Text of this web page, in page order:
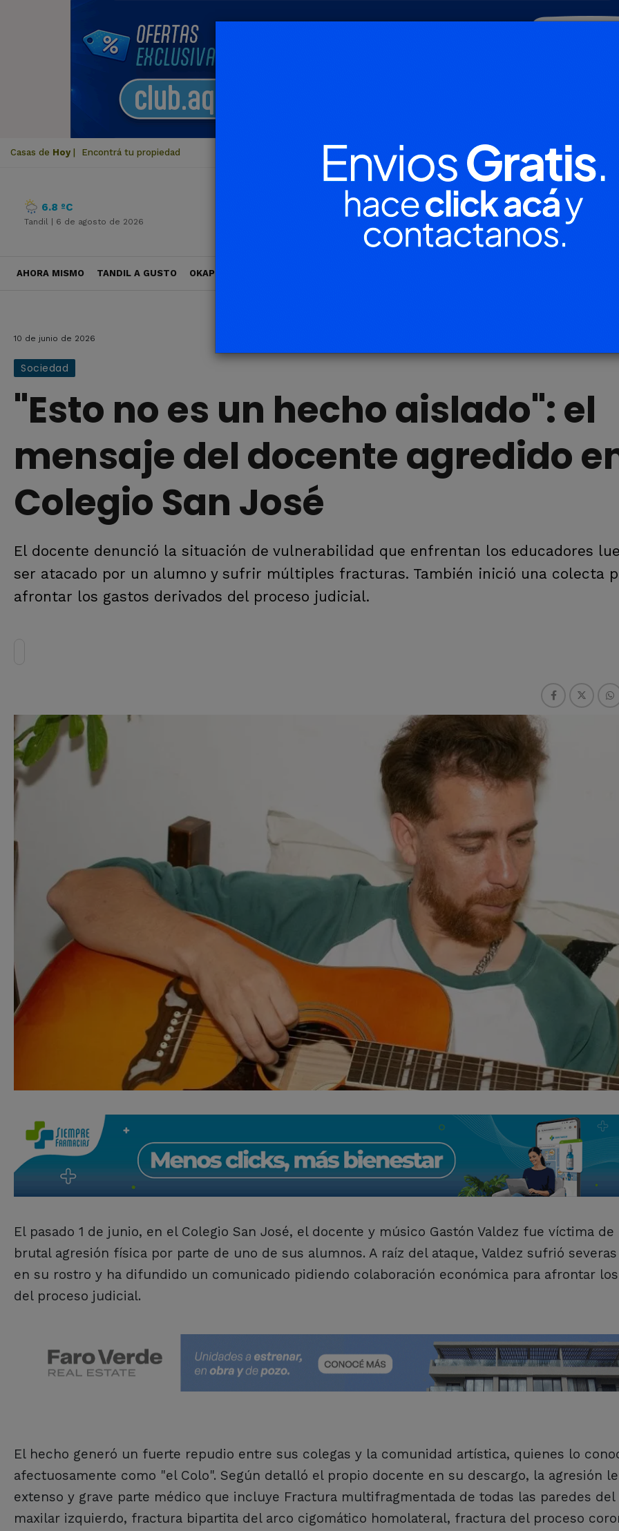
Casas de Hoy Encontrá tu propiedad
6.8 ºC
Tandil | 6 de agosto de 2026
AHORA MISMO TANDIL A GUSTO OKAPI VIAJES
10 de junio de 2026
Sociedad
"Esto no es un hecho aislado": el
mensaje del docente agredido
Colegio San José
El docente denunció la situación de vulnerabilidad que enfrentan los educadores
ser atacado por un alumno y sufrir múltiples fracturas. También inició una colecta
afrontar los gastos derivados del proceso judicial.
El pasado 1 de junio, en el Colegio San José, el docente y músico Gastón Valdez fue víctima de
brutal agresión física por parte de uno de sus alumnos. A raíz del ataque, Valdez sufrió
en su rostro y ha difundido un comunicado pidiendo colaboración económica para afrontar
del proceso judicial.
El hecho generó un fuerte repudio entre sus colegas y la comunidad artística, quienes lo
afectuosamente como "el Colo". Según detalló el propio docente en su descargo, la agresión
extenso y grave parte médico que incluye Fractura multifragmentada de todas las paredes del
maxilar izquierdo, fractura bipartita del arco cigomático homolateral, fractura del proceso